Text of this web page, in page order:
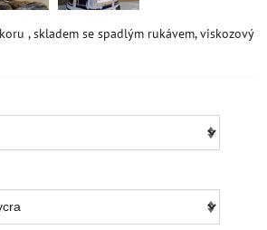
, skladem se spadlým rukávem, viskozový